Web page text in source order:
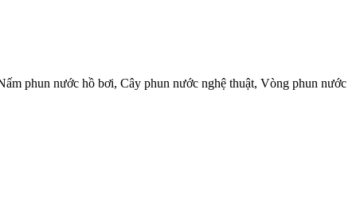
phun nước hồ bơi, Cây phun nước nghệ thuật, Vòng phun nước